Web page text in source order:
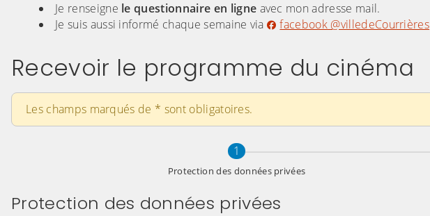
Je renseigne le questionnaire en ligne avec mon adresse mail.
Je suis aussi informé chaque semaine via
facebook @villedeCourrières
Recevoir le programme du cinéma
Les champs marqués de * sont obligatoires.
Étape
1 sur 2
Protection des données privées
Protection des données privées